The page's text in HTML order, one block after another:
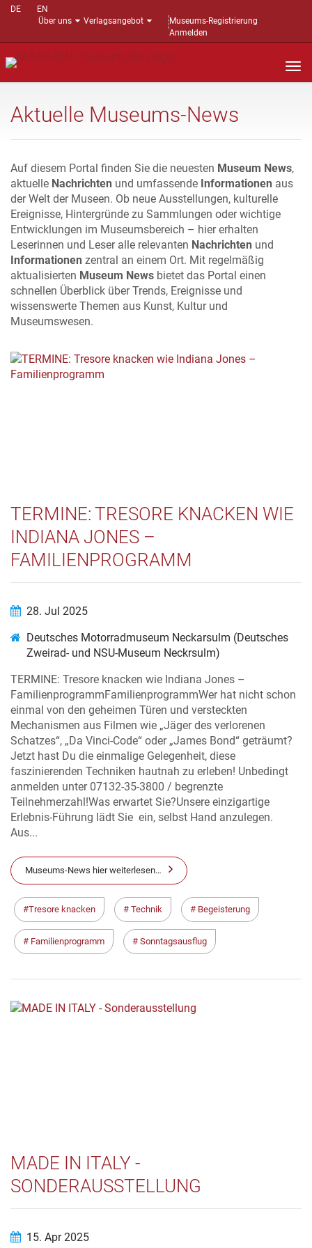
DE
EN
Über uns
Verlagsangebot
Museums-Registrierung
Anmelden
Aktuelle Museums-News
Auf diesem Portal finden Sie die neuesten Museum News,
aktuelle Nachrichten und umfassende Informationen aus
der Welt der Museen. Ob neue Ausstellungen, kulturelle
Ereignisse, Hintergründe zu Sammlungen oder wichtige
Entwicklungen im Museumsbereich – hier erhalten
Leserinnen und Leser alle relevanten Nachrichten und
Informationen zentral an einem Ort. Mit regelmäßig
aktualisierten Museum News bietet das Portal einen
schnellen Überblick über Trends, Ereignisse und
wissenswerte Themen aus Kunst, Kultur und
Museumswesen.
TERMINE: TRESORE KNACKEN WIE
INDIANA JONES –
FAMILIENPROGRAMM
28. Jul 2025
Deutsches Motorradmuseum Neckarsulm (Deutsches
Zweirad- und NSU-Museum Neckrsulm)
TERMINE: Tresore knacken wie Indiana Jones –
FamilienprogrammFamilienprogrammWer hat nicht schon
einmal von den geheimen Türen und versteckten
Mechanismen aus Filmen wie „Jäger des verlorenen
Schatzes“, „Da Vinci-Code“ oder „James Bond“ geträumt?
Jetzt hast Du die einmalige Gelegenheit, diese
faszinierenden Techniken hautnah zu erleben! Unbedingt
anmelden unter 07132-35-3800 / begrenzte
Teilnehmerzahl!Was erwartet Sie?Unsere einzigartige
Erlebnis-Führung lädt Sie ein, selbst Hand anzulegen.
Aus...
Museums-News hier weiterlesen…
Tresore knacken Technik Begeisterung
Familienprogramm Sonntagsausflug
MADE IN ITALY -
SONDERAUSSTELLUNG
15. Apr 2025